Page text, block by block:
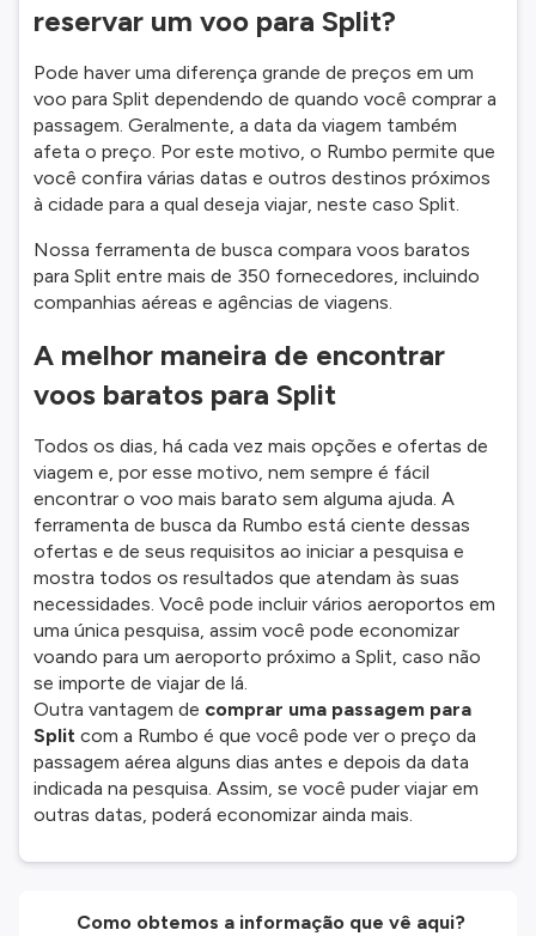
reservar um voo para Split?
Pode haver uma diferença grande de preços em um
voo para Split dependendo de quando você comprar a
passagem. Geralmente, a data da viagem também
afeta o preço. Por este motivo, o Rumbo permite que
você confira várias datas e outros destinos próximos
à cidade para a qual deseja viajar, neste caso Split.
Nossa ferramenta de busca compara voos baratos
para Split entre mais de 350 fornecedores, incluindo
companhias aéreas e agências de viagens.
A melhor maneira de encontrar
voos baratos para Split
Todos os dias, há cada vez mais opções e ofertas de
viagem e, por esse motivo, nem sempre é fácil
encontrar o voo mais barato sem alguma ajuda. A
ferramenta de busca da Rumbo está ciente dessas
ofertas e de seus requisitos ao iniciar a pesquisa e
mostra todos os resultados que atendam às suas
necessidades. Você pode incluir vários aeroportos em
uma única pesquisa, assim você pode economizar
voando para um aeroporto próximo a Split, caso não
se importe de viajar de lá.
Outra vantagem de comprar uma passagem para
Split com a Rumbo é que você pode ver o preço da
passagem aérea alguns dias antes e depois da data
indicada na pesquisa. Assim, se você puder viajar em
outras datas, poderá economizar ainda mais.
Como obtemos a informação que vê aqui?